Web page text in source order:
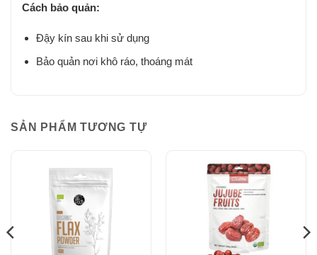
Cách bảo quản:
Đậy kín sau khi sử dụng
Bảo quản nơi khô ráo, thoáng mát
SẢN PHẨM TƯƠNG TỰ